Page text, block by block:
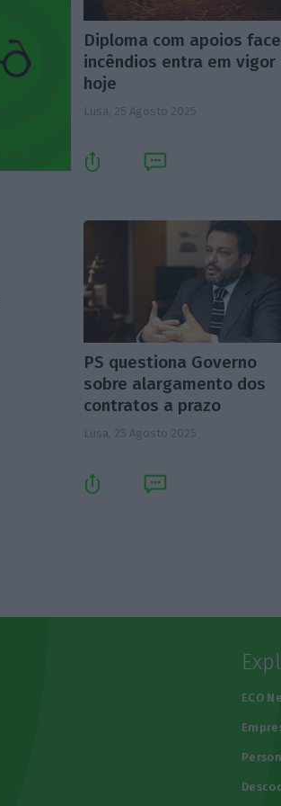
Diploma com apoios
incêndios entra em vigor
hoje
Lusa, 25 Agosto 2025
PS questiona Governo
sobre alargamento dos
contratos a prazo
Lusa, 25 Agosto 2025
ECO